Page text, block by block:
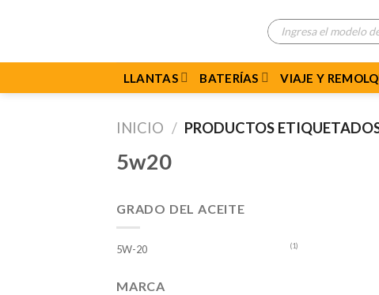
Búsqueda
de
productos
LLANTAS BATERÍAS VIAJE Y
INICIO / PRODUCTOS
5w20
GRADO DEL ACEITE
5W-20 (1)
MARCA